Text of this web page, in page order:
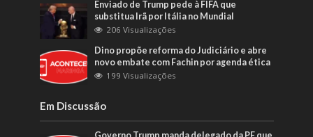
Enviado de Trump pede à FIFA que
substitua Irã por Itália no Mundial
206 Visualizações
Dino propõe reforma do Judiciário e abre
novo embate com Fachin por agenda ética
199 Visualizações
Em Discussão